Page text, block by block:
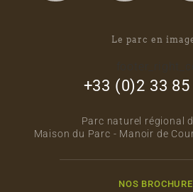
Le parc en
+33 (0)2 33
Parc naturel régional
Maison du Parc - Manoir de
NOS